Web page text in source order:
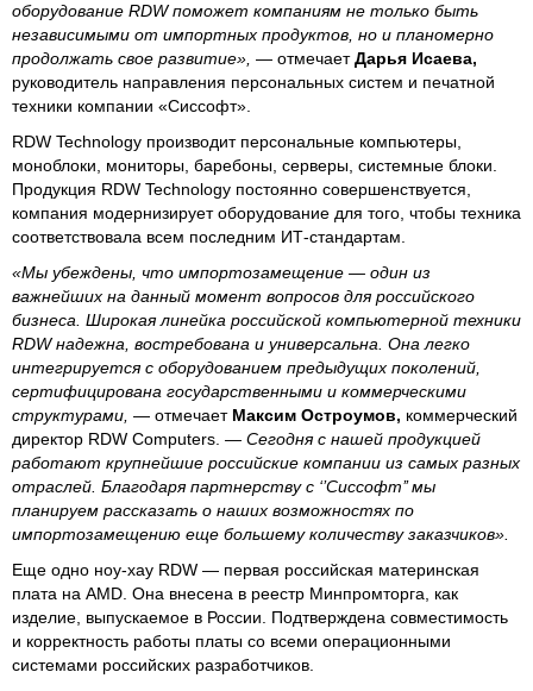
оборудование RDW поможет компаниям не только быть
независимыми от импортных продуктов, но и планомерно
продолжать свое развитие», — отмечаетДарья Исаева,
руководитель направления персональных систем и печатной
техники компании «Сиссофт».
RDW Technology производит персональные компьютеры,
моноблоки, мониторы, баребоны, серверы, системные блоки.
Продукция RDW Technology постоянно совершенствуется,
компания модернизирует оборудование для того, чтобы техника
соответствовала всем последним ИТ-стандартам.
«Мы убеждены, что импортозамещение — один из
важнейших на данный момент вопросов для российского
бизнеса. Широкая линейка российской компьютерной техники
RDW надежна, востребована и универсальна. Она легко
интегрируется с оборудованием предыдущих поколений,
сертифицирована государственными и коммерческими
структурами, — отмечаетМаксим Остроумов, коммерческий
директор RDW Computers. — Сегодня с нашей продукцией
работают крупнейшие российские компании из самых разных
отраслей. Благодаря партнерству с ‘’Сиссофт’’ мы
планируем рассказать о наших возможностях по
импортозамещению еще большему количеству заказчиков».
Еще одно ноу-хау RDW — первая российская материнская
плата на AMD. Она внесена в реестр Минпромторга, как
изделие, выпускаемое в России. Подтверждена совместимость
и корректность работы платы со всеми операционными
системами российских разработчиков.